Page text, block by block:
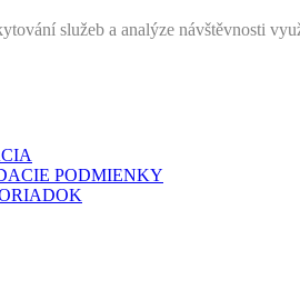
služeb a analýze návštěvnosti
PODMIENKY